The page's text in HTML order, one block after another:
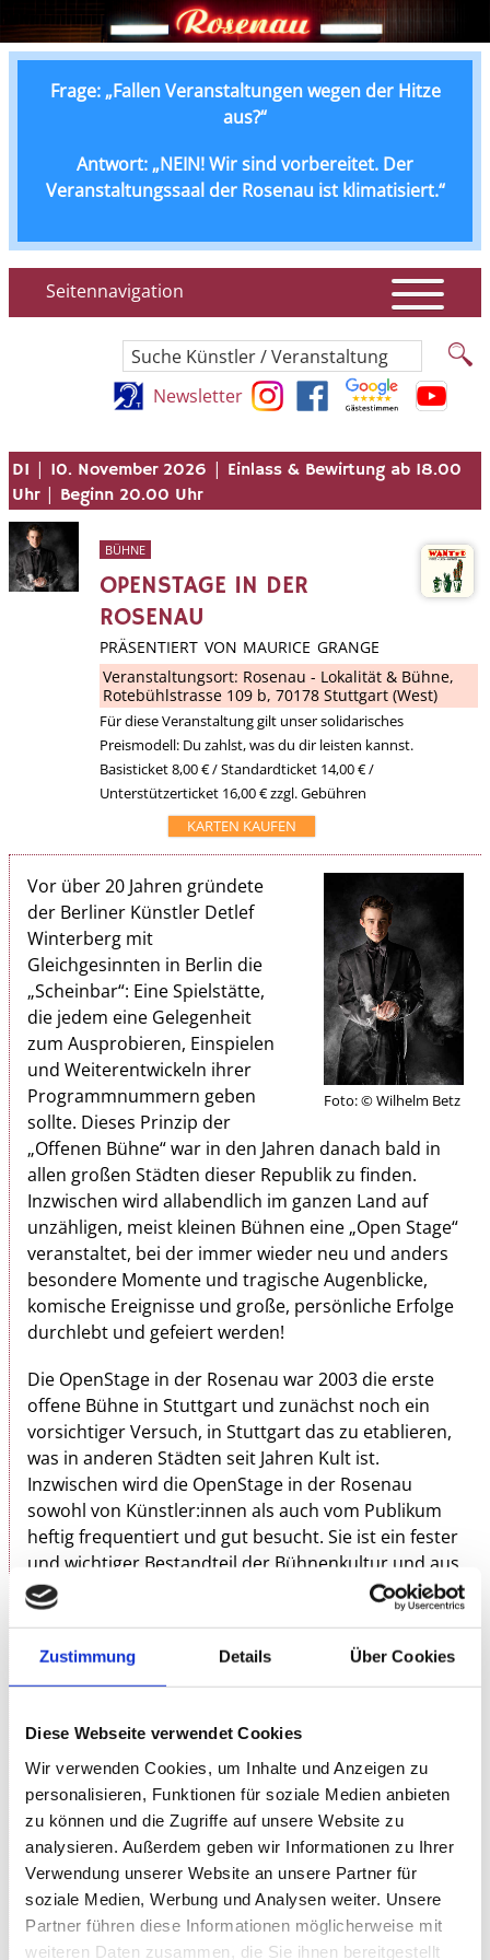
Zustimmung Details Über Cookies
Diese Webseite verwendet Cookies
Wir verwenden Cookies, um Inhalte und Anzeigen zu
personalisieren, Funktionen für soziale Medien anbieten
zu können und die Zugriffe auf unsere Website zu
analysieren. Außerdem geben wir Informationen zu Ihrer
Verwendung unserer Website an unsere Partner für
soziale Medien, Werbung und Analysen weiter. Unsere
Partner führen diese Informationen möglicherweise mit
weiteren Daten zusammen, die Sie ihnen bereitgestellt
Frage: „Fallen Veranstaltungen wegen der Hitze
aus?“
Antwort: „NEIN! Wir sind vorbereitet. Der
Veranstaltungssaal der Rosenau ist klimatisiert.“
Seitennavigation
Suche Künstler / Veranstaltung
Newsletter
DI | 10. November 2026 | Einlass & Bewirtung ab 18.00
Uhr | Beginn 20.00 Uhr
BÜHNE
OPENSTAGE IN DER
ROSENAU
PRÄSENTIERT VON MAURICE GRANGE
Veranstaltungsort: Rosenau - Lokalität & Bühne,
Rotebühlstrasse 109 b, 70178 Stuttgart (West)
Für diese Veranstaltung gilt unser solidarisches
Preismodell: Du zahlst, was du dir leisten kannst.
Basisticket 8,00 € / Standardticket 14,00 € /
Unterstützerticket 16,00 € zzgl. Gebühren
KARTEN KAUFEN
Foto: © Wilhelm Betz
Vor über 20 Jahren gründete
der Berliner Künstler Detlef
Winterberg mit
Gleichgesinnten in Berlin die
„Scheinbar“: Eine Spielstätte,
die jedem eine Gelegenheit
zum Ausprobieren, Einspielen
und Weiterentwickeln ihrer
Programmnummern geben
sollte. Dieses Prinzip der
„Offenen Bühne“ war in den Jahren danach bald in
allen großen Städten dieser Republik zu finden.
Inzwischen wird allabendlich im ganzen Land auf
unzähligen, meist kleinen Bühnen eine „Open Stage“
veranstaltet, bei der immer wieder neu und anders
besondere Momente und tragische Augenblicke,
komische Ereignisse und große, persönliche Erfolge
durchlebt und gefeiert werden!
Die OpenStage in der Rosenau war 2003 die erste
offene Bühne in Stuttgart und zunächst noch ein
vorsichtiger Versuch, in Stuttgart das zu etablieren,
was in anderen Städten seit Jahren Kult ist.
Inzwischen wird die OpenStage in der Rosenau
sowohl von Künstler:innen als auch vom Publikum
heftig frequentiert und gut besucht. Sie ist ein fester
und wichtiger Bestandteil der Bühnenkultur und aus
dem kulturellen Leben der Stadt nicht mehr
wegzudenken.
Die OpenStage findet immer an einem Dienstag
statt, während der Spielzeit 2x im Monat. Sich
Pantomimen, Schauspieler, Comedians, Clowns,
Sänger, Stepper, Musiker, Tänzer, Zauberer,
Jongleure ... (m/w/d) Profis, Laien und Anfänger.
Anmeldung erforderlich! In der Rosenau bei Michael
Drauz unter 0711/661 90 40 oder via
michael.drauz@rosenau-stuttgart.de . Jede:r
Künstler:in hat eine Spielzeit von 10 bis maximal 15
Minuten. Außer einem Abendessen und
Freigetränken gibt es keine Gage, nur die Möglichkeit